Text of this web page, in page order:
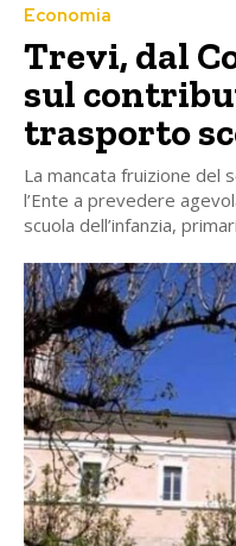
Economia
Trevi, dal
sul
trasporto
La mancata fruizione del
l’Ente a prevedere
scuola dell’infanzia,